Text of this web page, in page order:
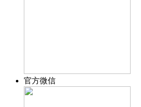
官方微信